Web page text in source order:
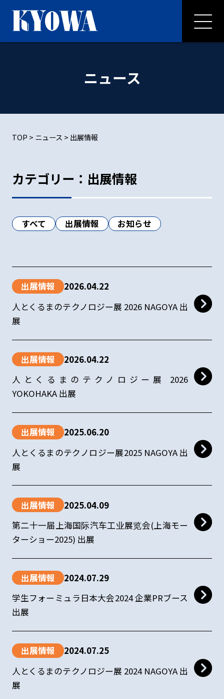
ニュース
TOP > ニュース > 出展情報
カテゴリー：出展情報
すべて 出展情報 お知らせ
出展情報
2026.04.22
人とくるまのテクノロジー展 2026 NAGOYA 出
展
出展情報
2026.04.22
人とくるまのテクノロジー展 2026
YOKOHAKA 出展
出展情報
2025.06.20
人とくるまのテクノロジー展2025 NAGOYA 出
展
出展情報
2025.04.09
第二十一届上海国际汽车工业展览会(上海モー
ターショー2025) 出展
出展情報
2024.07.29
学生フォーミュラ日本大会2024 企業PRブース
出展
出展情報
2024.07.25
人とくるまのテクノロジー展 2024 NAGOYA 出
展